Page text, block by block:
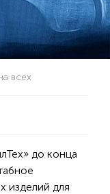
всех
до конца
изделий для